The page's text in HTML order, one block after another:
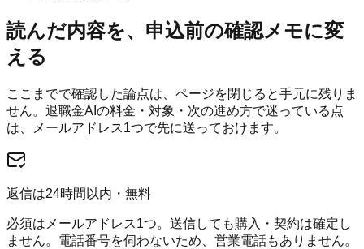
読んだ内容を、申込前の確認メモに変
える
ここまでで確認した論点は、ページを閉じると手元に残りま
せん。 退職金AI の料金・対象・次の進め方で迷っている点
は、メールアドレス1つで先に送っておけます。
返信は24時間以内・無料
必須はメールアドレス1つ。送信しても購入・契約は確定し
ません。電話番号を伺わないため、営業電話もありません。